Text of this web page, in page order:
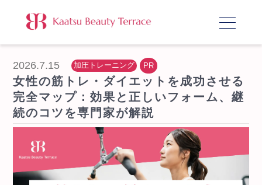
2026.7.15 加圧トレーニング
女性の筋トレ・ダイエットを成功させる
完全マップ：効果と正しいフォーム、継
続のコツを専門家が解説